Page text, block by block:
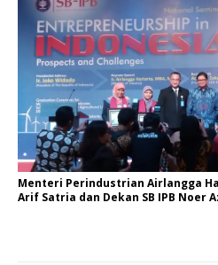
Menteri Perindustrian Airlangga
Arif Satria dan Dekan SB IPB Noer